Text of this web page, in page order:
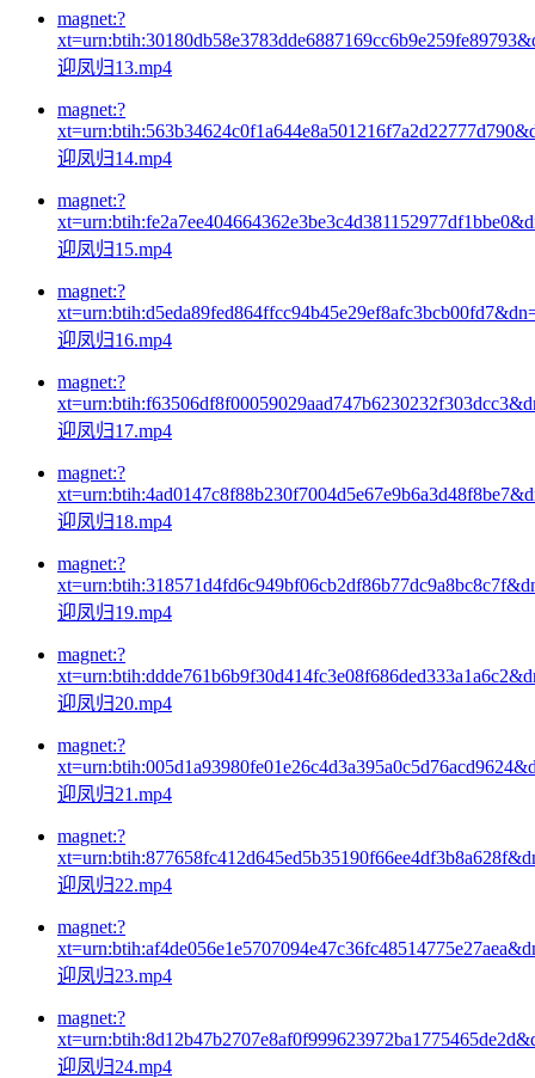
magnet:?
迎凤归13.mp4
magnet:?
迎凤归14.mp4
magnet:?
迎凤归15.mp4
magnet:?
迎凤归16.mp4
magnet:?
迎凤归17.mp4
magnet:?
迎凤归18.mp4
magnet:?
迎凤归19.mp4
magnet:?
迎凤归20.mp4
magnet:?
迎凤归21.mp4
magnet:?
迎凤归22.mp4
magnet:?
迎凤归23.mp4
magnet:?
迎凤归24.mp4